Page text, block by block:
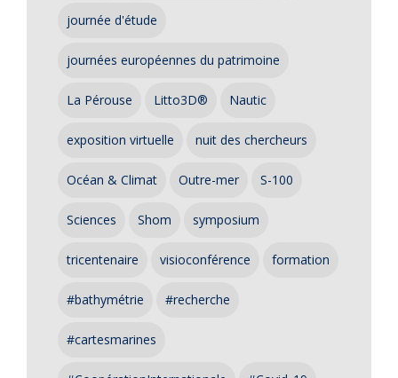
journée d'étude
journées européennes du patrimoine
La Pérouse Litto3D® Nautic
exposition virtuelle nuit des chercheurs
Océan & Climat Outre-mer S-100
Sciences Shom symposium
tricentenaire visioconférence formation
#bathymétrie #recherche
#cartesmarines